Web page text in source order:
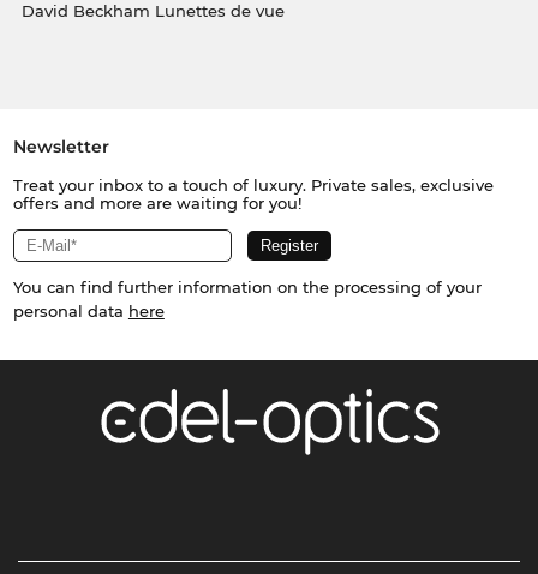
David Beckham Lunettes de vue
Newsletter
Treat your inbox to a touch of luxury. Private sales, exclusive
offers and more are waiting for you!
You can find further information on the processing of your
personal data here